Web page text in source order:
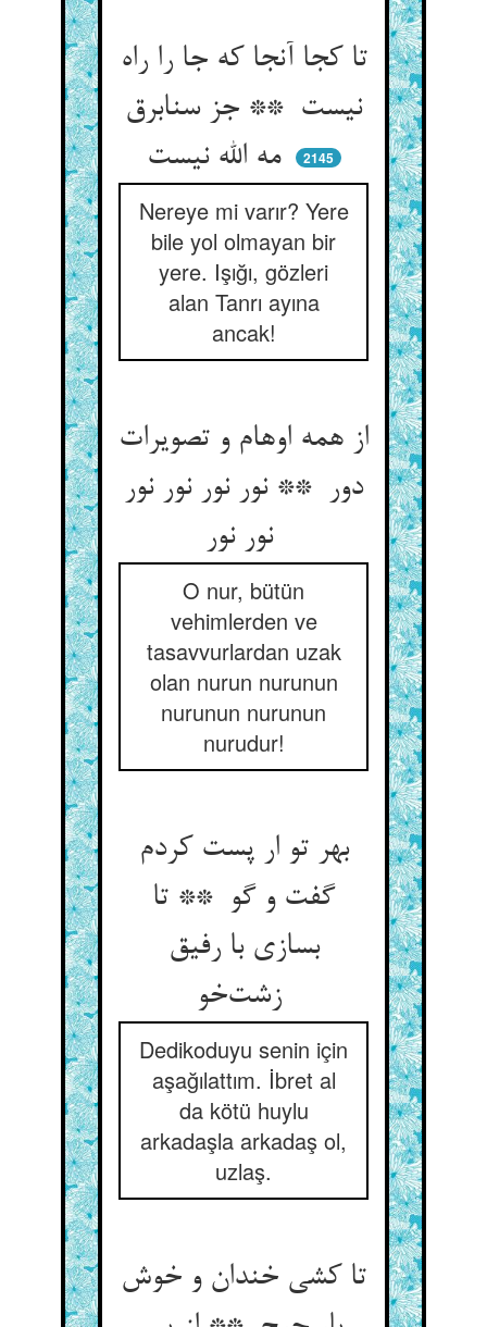
تا کجا آنجا که جا را راه
نیست ** جز سنابرق
مه الله نیست
2145
Nereye mi varır? Yere
bile yol olmayan bir
yere. Işığı, gözleri
alan Tanrı ayına
ancak!
از همه اوهام و تصویرات
دور ** نور نور نور نور
نور نور
O nur, bütün
vehimlerden ve
tasavvurlardan uzak
olan nurun nurunun
nurunun nurunun
nurudur!
بهر تو ار پست کردم
گفت و گو ** تا
بسازی با رفیق
Dedikoduyu senin için
aşağılattım. İbret al
da kötü huylu
arkadaşla arkadaş ol,
uzlaş.
تا کشی خندان و خوش